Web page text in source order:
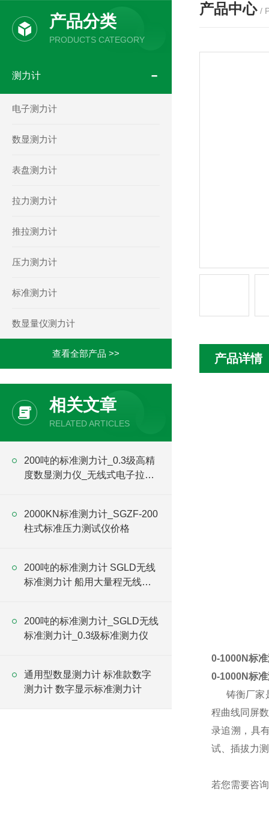
产品分类
PRODUCTS CATEGORY
测力计
电子测力计
数显测力计
表盘测力计
拉力测力计
推拉测力计
压力测力计
标准测力计
数显量仪测力计
查看全部产品 >>
相关文章
RELATED ARTICLES
200吨的标准测力计_0.3级高精
度数显测力仪_无线式电子拉力
2000KN标准测力计_SGZF-200
柱式标准压力测试仪价格
200吨的标准测力计 SGLD无线
标准测力计 船用大量程无线拉
200吨的标准测力计_SGLD无线
标准测力计_0.3级标准测力仪
通用型数显测力计 标准款数字
测力计 数字显示标准测力计
产品中心 /
产品详情
0-1000N标
0-1000N标
铸衡厂家
程曲线同屏
录追溯，具
试、插拔力
若您需要咨